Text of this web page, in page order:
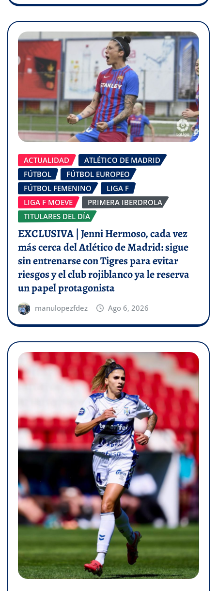
ACTUALIDAD
ATLÉTICO DE MADRID
FÚTBOL
FÚTBOL EUROPEO
FÚTBOL FEMENINO
LIGA F
LIGA F MOEVE
PRIMERA IBERDROLA
TITULARES DEL DÍA
EXCLUSIVA | Jenni Hermoso, cada vez
más cerca del Atlético de Madrid: sigue
sin entrenarse con Tigres para evitar
riesgos y el club rojiblanco ya le reserva
un papel protagonista
manulopezfdez Ago 6, 2026